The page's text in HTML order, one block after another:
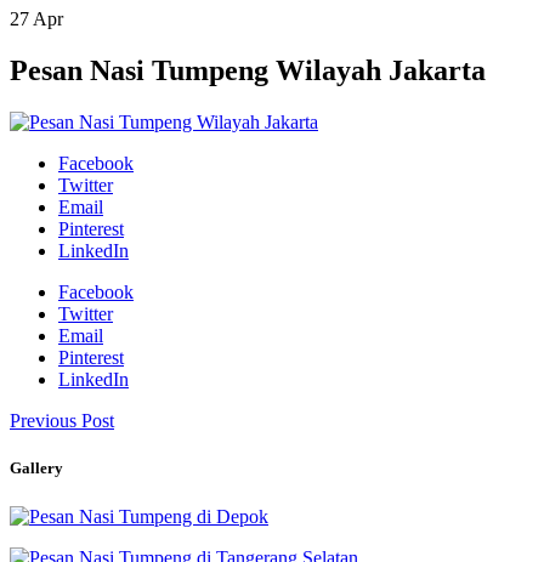
27 Apr
Pesan Nasi Tumpeng Wilayah Jakarta
Facebook
Twitter
Email
Pinterest
LinkedIn
Facebook
Twitter
Email
Pinterest
LinkedIn
Previous Post
Gallery